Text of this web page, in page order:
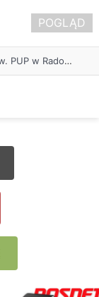
Około 90 tys. zł na szkolenia pracowników. PUP w Radomsku ogłasza nabór wniosków
POGLĄD